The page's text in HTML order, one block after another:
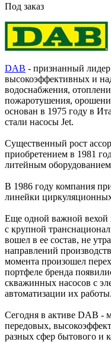
Под заказ
DAB - признанный лидер
высокоэффективных и
водоснабжения,
пожаротушения,
основан в 1975 году в
стали насосы Jet.
Существенный рост
приобретением в 1981
литейным
В 1986 году компания
линейки
Еще одной важной вехой
с крупной
вошел в ее состав, не
направлений
момента произошел
портфеле бренда
скважинных насосов с
автоматизации их работы.
Сегодня в активе DAB -
передовых,
разных сфер бытового и